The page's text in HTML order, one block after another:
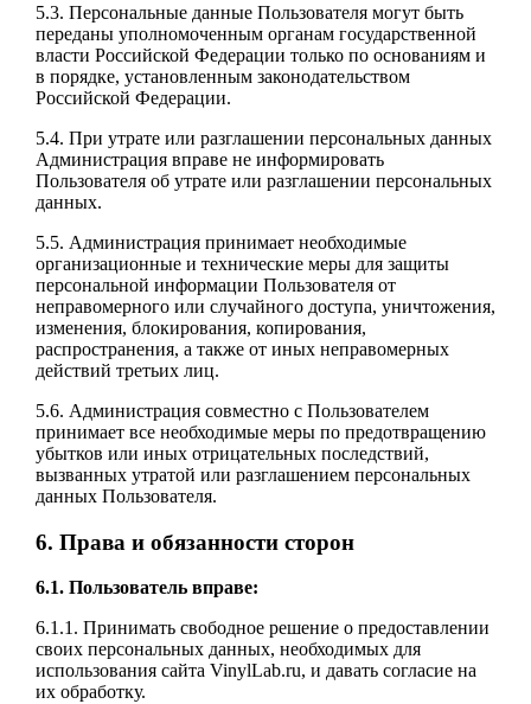
5.3. Персональные данные Пользователя могут быть
переданы уполномоченным органам государственной
власти Российской Федерации только по основаниям и
в порядке, установленным законодательством
Российской Федерации.
5.4. При утрате или разглашении персональных данных
Администрация вправе не информировать
Пользователя об утрате или разглашении персональных
данных.
5.5. Администрация принимает необходимые
организационные и технические меры для защиты
персональной информации Пользователя от
неправомерного или случайного доступа, уничтожения,
изменения, блокирования, копирования,
распространения, а также от иных неправомерных
действий третьих лиц.
5.6. Администрация совместно с Пользователем
принимает все необходимые меры по предотвращению
убытков или иных отрицательных последствий,
вызванных утратой или разглашением персональных
данных Пользователя.
6. Права и обязанности сторон
6.1. Пользователь вправе:
6.1.1. Принимать свободное решение о предоставлении
своих персональных данных, необходимых для
использования сайта VinylLab.ru, и давать согласие на
их обработку.